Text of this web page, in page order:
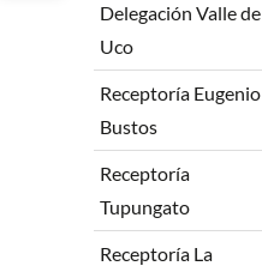
Delegación Valle de
Uco
Receptoría Eugenio
Bustos
Receptoría
Tupungato
Receptoría La